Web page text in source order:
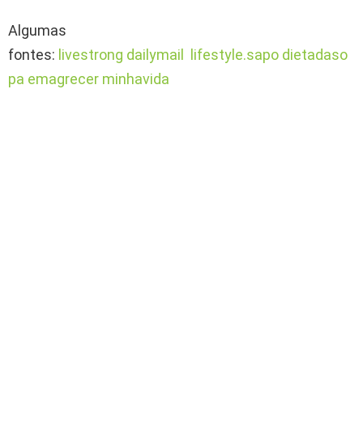
Algumas
fontes: livestrong dailymail lifestyle.sapo dietadaso
pa emagrecer minhavida